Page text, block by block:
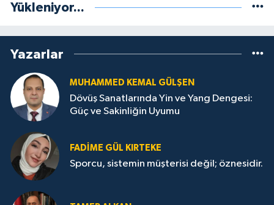
Yükleniyor...
Yazarlar
MUHAMMED KEMAL GÜLŞEN
Dövüş Sanatlarında Yin ve Yang Dengesi:
Güç ve Sakinliğin Uyumu
FADIME GÜL KIRTEKE
Sporcu, sistemin müşterisi değil; öznesidir.